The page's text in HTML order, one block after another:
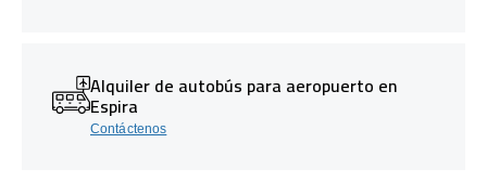
Alquiler de autobús para aeropuerto en
Espira
Contáctenos